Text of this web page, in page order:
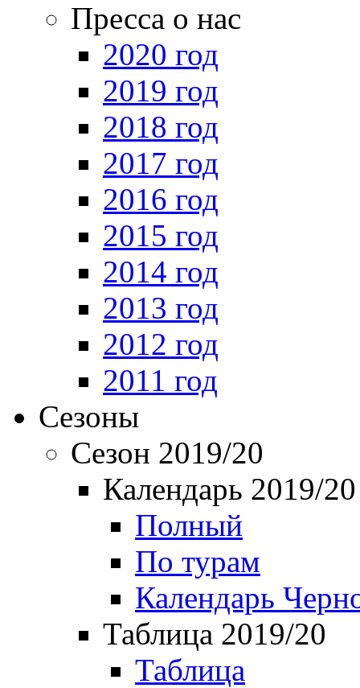
Пресса о нас
2020 год
2019 год
2018 год
2017 год
2016 год
2015 год
2014 год
2013 год
2012 год
2011 год
Сезоны
Сезон 2019/20
Календарь 2019/20
Полный
По турам
Календарь
Таблица 2019/20
Таблица